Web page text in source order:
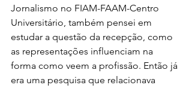
Jornalismo no FIAM-FAAM-Centro
Universitário, também pensei em
estudar a questão da recepção, como
as representações influenciam na
forma como veem a profissão. Então já
era uma pesquisa que relacionava